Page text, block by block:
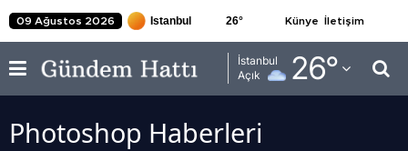
09 Ağustos 2026 26° Künye İletişim
İstanbul
Açık
26°
Adana
Adıyaman
Afyonkarahisar
Photoshop Haberleri